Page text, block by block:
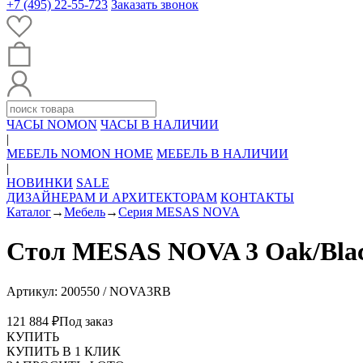
+7 (495) 22-55-723 Заказать звонок
ЧАСЫ NOMON ЧАСЫ В НАЛИЧИИ
|
МЕБЕЛЬ NOMON HOME МЕБЕЛЬ В НАЛИЧИИ
|
НОВИНКИ SALE
ДИЗАЙНЕРАМ И АРХИТЕКТОРАМ КОНТАКТЫ
Каталог→Мебель→Серия MESAS NOVA
Стол MESAS NOVA 3 Oak/
Артикул: 200550 / NOVA3RB
121 884 ₽Под заказ
КУПИТЬ
КУПИТЬ В 1 КЛИК